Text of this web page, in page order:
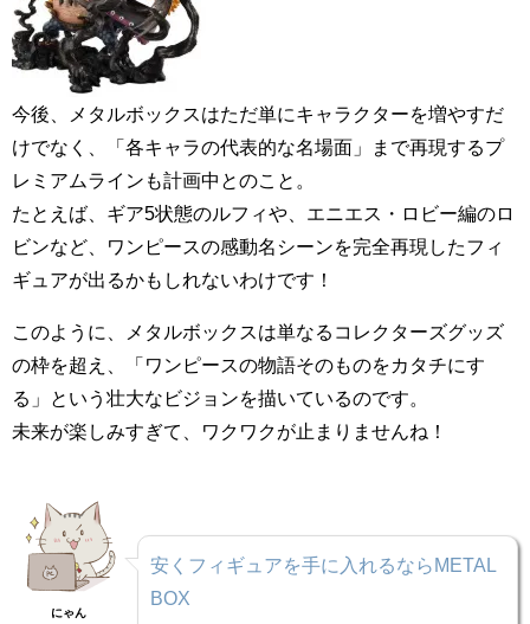
今後、メタルボックスはただ単にキャラクターを増やすだ
けでなく、「各キャラの代表的な名場面」まで再現するプ
レミアムラインも計画中とのこと。
たとえば、ギア5状態のルフィや、エニエス・ロビー編のロ
ビンなど、ワンピースの感動名シーンを完全再現したフィ
ギュアが出るかもしれないわけです！
このように、メタルボックスは単なるコレクターズグッズ
の枠を超え、「ワンピースの物語そのものをカタチにす
る」という壮大なビジョンを描いているのです。
未来が楽しみすぎて、ワクワクが止まりませんね！
にゃん
安くフィギュアを手に入れるならMETAL
BOX